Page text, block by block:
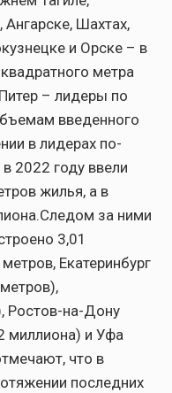
Шахтах,
и Орске – в
метра
– лидеры по
введенного
в лидерах по-
2022 году ввели
жилья, а в
за ними
3,01
Екатеринбург
Ростов-на-Дону
миллиона) и Уфа
что в
последних